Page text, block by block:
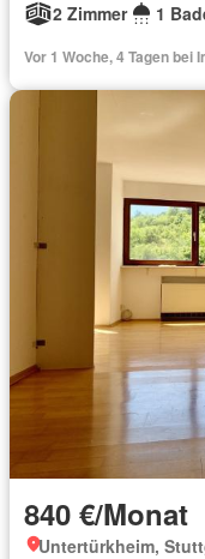
2 Zimmer
1
Vor 1 Woche, 4 Tagen bei
840 €/Monat
Untertürkheim,